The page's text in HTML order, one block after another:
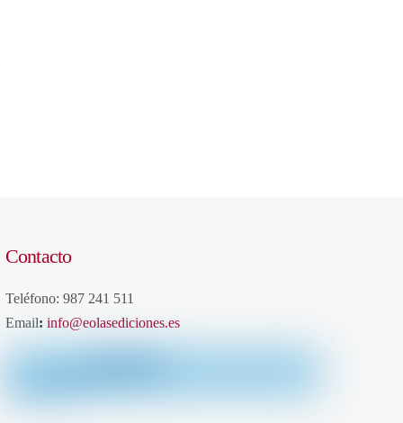
Contacto
Teléfono: 987 241 511
Email: info@eolasediciones.es